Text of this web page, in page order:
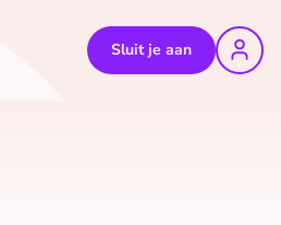
Sluit je aan